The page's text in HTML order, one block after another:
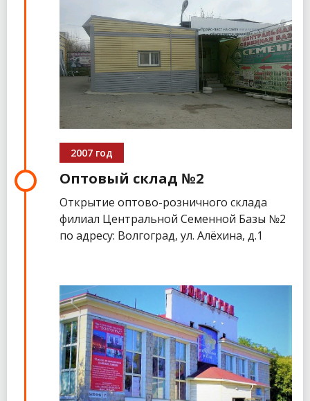
2007 год
Оптовый склад №2
Открытие оптово-розничного склада
филиал Центральной Семенной Базы №2
по адресу: Волгоград, ул. Алёхина, д.1